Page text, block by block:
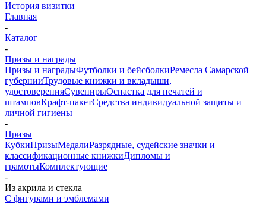
История визитки
Главная
-
Каталог
-
Призы и награды
Призы и наградыФутболки и бейсболкиРемесла Самарской
губернииТрудовые книжки и вкладыши,
удостоверенияСувенирыОснастка для печатей и
штамповКрафт-пакетСредства индивидуальной защиты и
личной гигиены
-
Призы
КубкиПризыМедалиРазрядные, судейские значки и
классификационные книжкиДипломы и
грамотыКомплектующие
-
Из акрила и стекла
С фигурами и эмблемами